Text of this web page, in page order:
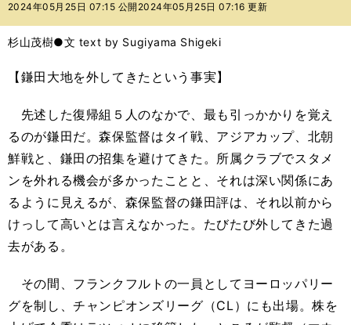
ー
バ
2024年05月25日 07:15 公開 2024年05月25日 07:16 更新
杉山茂樹●文 text by Sugiyama Shigeki
【鎌田大地を外してきたという事実】
先述した復帰組５人のなかで、最も引っかかりを覚え
るのが鎌田だ。森保監督はタイ戦、アジアカップ、北朝
鮮戦と、鎌田の招集を避けてきた。所属クラブでスタメ
ンを外れる機会が多かったことと、それは深い関係にあ
るように見えるが、森保監督の鎌田評は、それ以前から
けっして高いとは言えなかった。たびたび外してきた過
去がある。
その間、フランクフルトの一員としてヨーロッパリー
グを制し、チャンピオンズリーグ（CL）にも出場。株を